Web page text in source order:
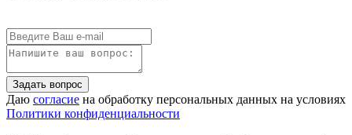
Задать вопрос
Даю согласие на обработку персональных данных на условиях
Политики конфиденциальности